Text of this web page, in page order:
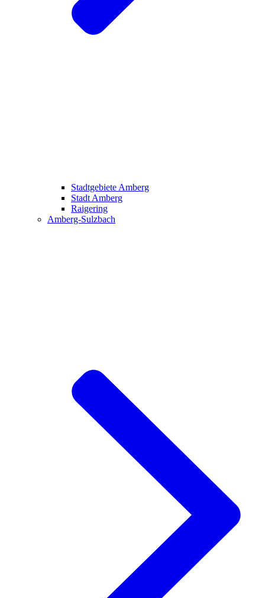
Stadtgebiete Amberg
Stadt Amberg
Raigering
Amberg-Sulzbach